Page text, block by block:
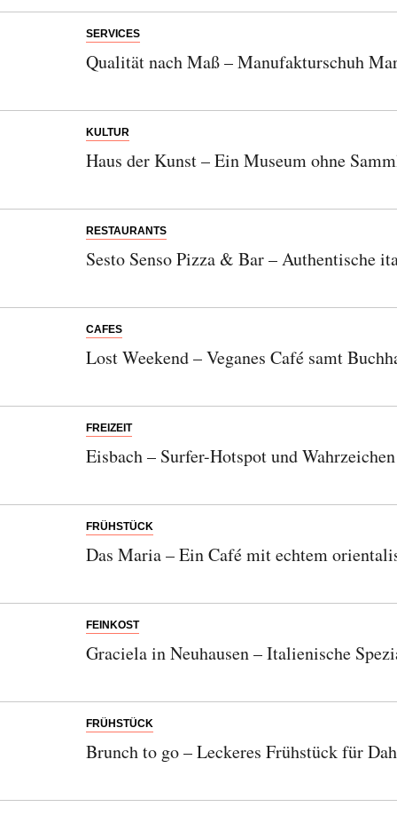
SERVICES
Qualität nach Maß – Manufakturschuh
KULTUR
Haus der Kunst – Ein Museum ohne
RESTAURANTS
Sesto Senso Pizza & Bar – Authentische
CAFES
Lost Weekend – Veganes Café samt
FREIZEIT
Eisbach – Surfer-Hotspot und
FRÜHSTÜCK
Das Maria – Ein Café mit echtem
FEINKOST
Graciela in Neuhausen – Italienische
FRÜHSTÜCK
Brunch to go – Leckeres Frühstück für
Abonnieren Sie unseren Newsletter
Entdecken Sie jede Woche neue schöne
Orte, handverlesene Geheimtipps und
Einwilligung den Newsletter mit Informationen zu
neuen Beiträgen. Die
zur Kenntnis genommen und akzeptiere diese.